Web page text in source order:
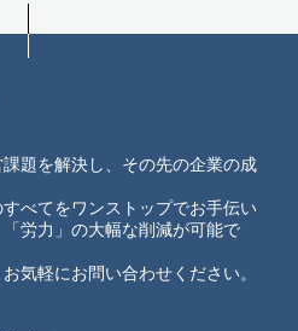
題を解決し、その先の企業の成
べてをワンストップでお手伝い
労力」の大幅な削減が可能で
気軽にお問い合わせください。